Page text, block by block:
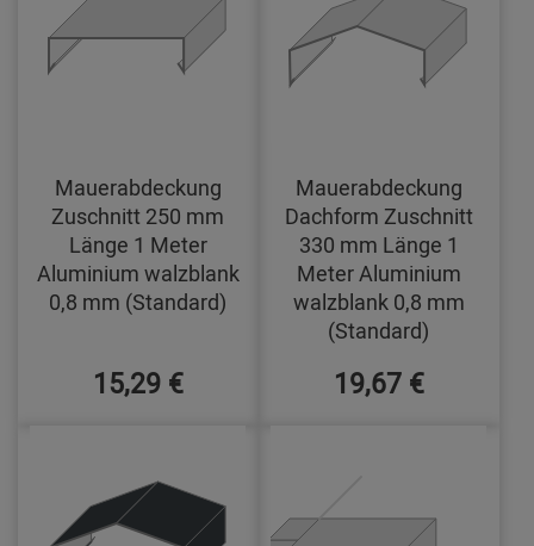
Mauerabdeckung
Zuschnitt 250 mm
Länge 1 Meter
Aluminium walzblank
0,8 mm (Standard)
15,29 €
Mauerabdeckung
Dachform Zuschnitt
330 mm Länge 1
Meter Aluminium
walzblank 0,8 mm
(Standard)
19,67 €